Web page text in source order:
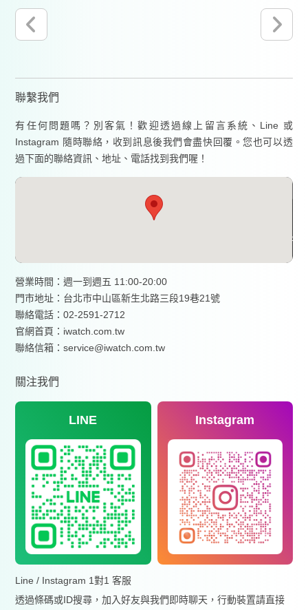
聯繫我們
有任何問題嗎？別客氣！歡迎透過線上留言系統、Line 或
Instagram 隨時聯絡，收到訊息後我們會盡快回覆。您也可以透
過下面的聯絡資訊、地址、電話找到我們喔！
營業時間：週一到週五 11:00-20:00
門市地址：台北市中山區新生北路三段19巷21號
聯絡電話：02-2591-2712
官網首頁： iwatch.com.tw
聯絡信箱：service@iwatch.com.tw
關注我們
LINE Instagram
Line / Instagram 1對1 客服
透過條碼或ID搜尋，加入好友與我們即時聊天，行動裝置請直接